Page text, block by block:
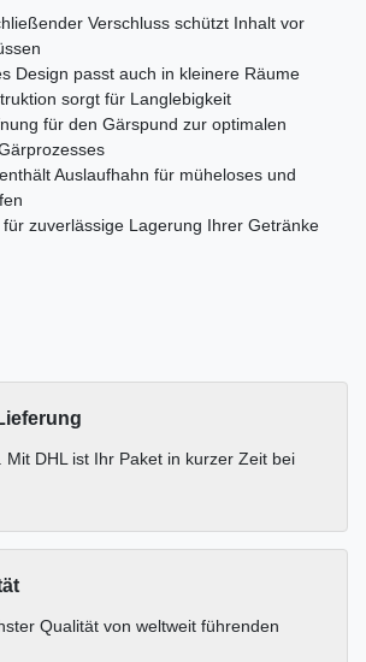
Verschluss schützt Inhalt vor
Design passt auch in kleinere Räume
sorgt für Langlebigkeit
für den Gärspund zur optimalen
Auslaufhahn für müheloses und
für zuverlässige Lagerung Ihrer Getränke
Mit DHL ist Ihr Paket in kurzer Zeit bei
Qualität von weltweit führenden